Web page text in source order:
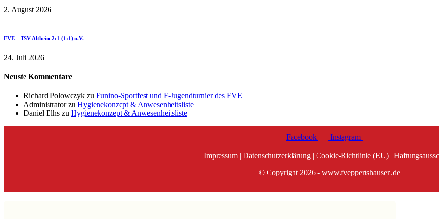
2. August 2026
FVE – TSV Altheim 2:1 (1:1) n.V.
24. Juli 2026
Neuste Kommentare
Richard Polowczyk zu Funino-Sportfest und F-Jugendturnier des FVE
Administratorzu Hygienekonzept & Anwesenheitsliste
Daniel Elhs zu Hygienekonzept & Anwesenheitsliste
Facebook Instagram
Impressum | Datenschutzerklärung | Cookie-Richtlinie (EU) |
© Copyright 2026 - www.fveppertshausen.de